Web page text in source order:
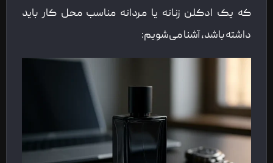
که یک ادکلن زنانه یا مردانه مناسب محل کار باید
داشته باشد، آشنا می‌شویم: